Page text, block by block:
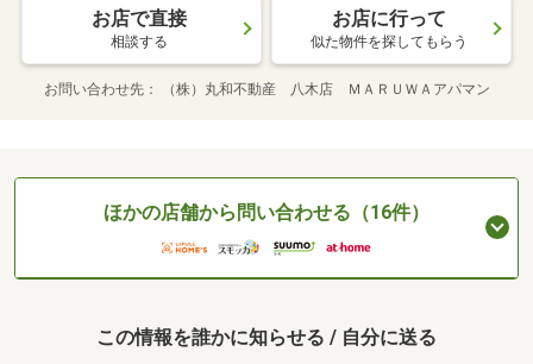
お店で直接
相談する
お店に行って
似た物件を探してもらう
お問い合わせ先 （株）丸和不動産 八木店 ＭＡＲＵＷＡアパマン
ほかの店舗から問い合わせる（16件）
この情報を誰かに知らせる / 自分に送る